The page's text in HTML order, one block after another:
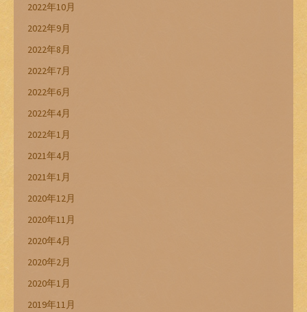
2022年10月
2022年9月
2022年8月
2022年7月
2022年6月
2022年4月
2022年1月
2021年4月
2021年1月
2020年12月
2020年11月
2020年4月
2020年2月
2020年1月
2019年11月